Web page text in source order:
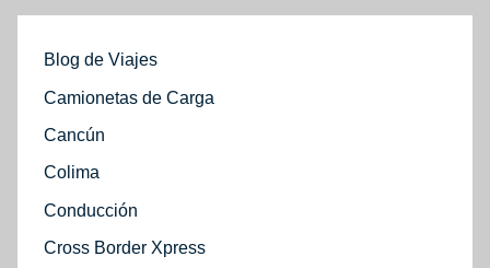
Blog de Viajes
Camionetas de Carga
Cancún
Colima
Conducción
Cross Border Xpress